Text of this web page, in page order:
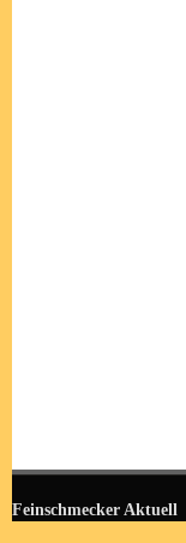
Feinschmecker Aktuell